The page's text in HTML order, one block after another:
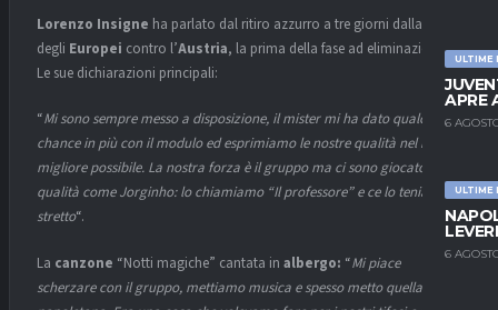
ULTIME
APRE
6
ULTIME
6
Lorenzo Insigne ha parlato dal ritiro azzurro a tre giorni dalla gara
degli Europei contro l’Austria, la prima della fase ad eliminazione.
Le sue dichiarazioni principali:
“Mi sono sempre messo a disposizione, il mister mi ha dato qualche
chance in più con il modulo ed esprimiamo le nostre qualità nel modo
migliore possibile. La nostra forza è il gruppo ma ci sono giocatori di
qualità come Jorginho: lo chiamiamo “Il professore” e ce lo teniamo
stretto“.
La canzone “Notti magiche” cantata in albergo: “Mi piace
scherzare con il gruppo, mettiamo musica e spesso metto quella